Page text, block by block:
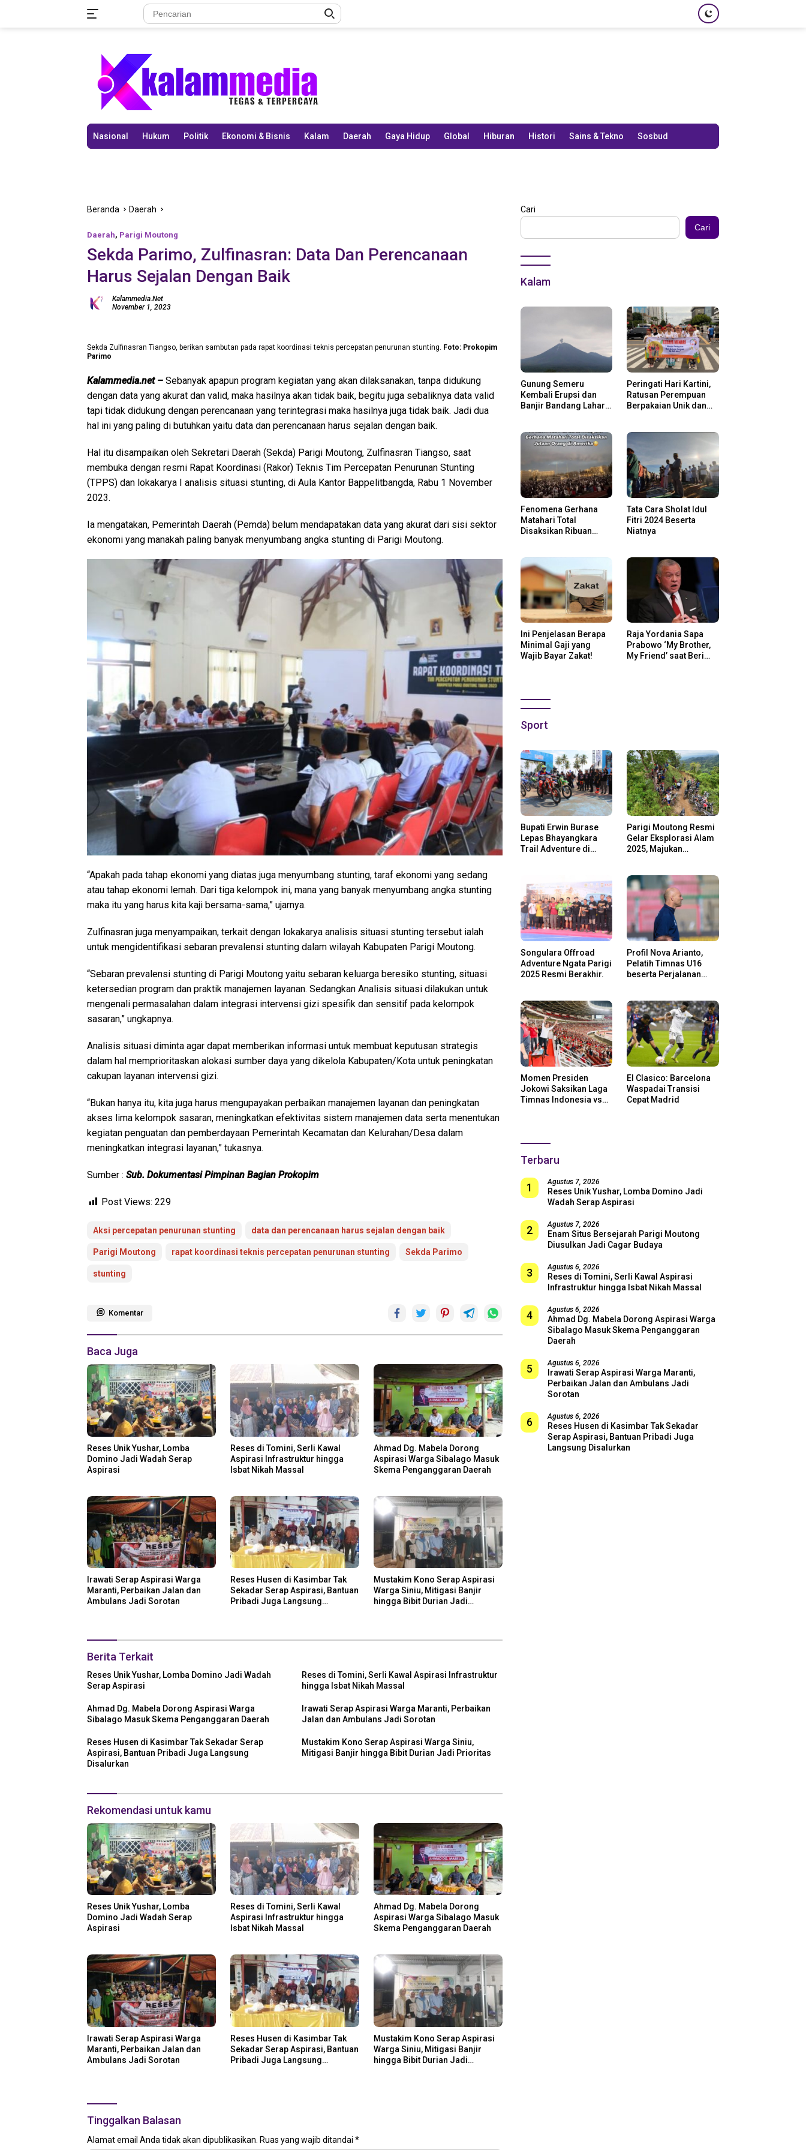
Nasional Hukum Politik Ekonomi & Bisnis Kalam Daerah Gaya Hidup Global Hiburan Histori Sains & Tekno Sosbud
Beranda Daerah
Daerah, Parigi Moutong
Sekda Parimo, Zulfinasran: Data Dan Perencanaan
Harus Sejalan Dengan Baik
Kalammedia.net
November 1, 2023
Sekda Zulfinasran Tiangso, berikan sambutan pada rapat koordinasi teknis percepatan penurunan stunting. Foto: Prokopim
Parimo
Kalammedia.net – Sebanyak apapun program kegiatan yang akan dilaksanakan, tanpa didukung
dengan data yang akurat dan valid, maka hasilnya akan tidak baik, begitu juga sebaliknya data valid
tapi tidak didukung dengan perencanaan yang terintegrasi maka hasilnya juga tidak baik. Jadi dua
hal ini yang paling di butuhkan yaitu data dan perencanaan harus sejalan dengan baik.
Hal itu disampaikan oleh Sekretari Daerah (Sekda) Parigi Moutong, Zulfinasran Tiangso, saat
membuka dengan resmi Rapat Koordinasi (Rakor) Teknis Tim Percepatan Penurunan Stunting
(TPPS) dan lokakarya I analisis situasi stunting, di Aula Kantor Bappelitbangda, Rabu 1 November
2023.
Ia mengatakan, Pemerintah Daerah (Pemda) belum mendapatakan data yang akurat dari sisi sektor
ekonomi yang manakah paling banyak menyumbang angka stunting di Parigi Moutong.
“Apakah pada tahap ekonomi yang diatas juga menyumbang stunting, taraf ekonomi yang sedang
atau tahap ekonomi lemah. Dari tiga kelompok ini, mana yang banyak menyumbang angka stunting
maka itu yang harus kita kaji bersama-sama,” ujarnya.
Zulfinasran juga menyampaikan, terkait dengan lokakarya analisis situasi stunting tersebut ialah
untuk mengidentifikasi sebaran prevalensi stunting dalam wilayah Kabupaten Parigi Moutong.
“Sebaran prevalensi stunting di Parigi Moutong yaitu sebaran keluarga beresiko stunting, situasi
ketersedian program dan praktik manajemen layanan. Sedangkan Analisis situasi dilakukan untuk
mengenali permasalahan dalam integrasi intervensi gizi spesifik dan sensitif pada kelompok
sasaran,” ungkapnya.
Analisis situasi diminta agar dapat memberikan informasi untuk membuat keputusan strategis
dalam hal memprioritaskan alokasi sumber daya yang dikelola Kabupaten/Kota untuk peningkatan
cakupan layanan intervensi gizi.
“Bukan hanya itu, kita juga harus mengupayakan perbaikan manajemen layanan dan peningkatan
akses lima kelompok sasaran, meningkatkan efektivitas sistem manajemen data serta menentukan
kegiatan penguatan dan pemberdayaan Pemerintah Kecamatan dan Kelurahan/Desa dalam
meningkatkan integrasi layanan,” tukasnya.
Sumber : Sub. Dokumentasi Pimpinan Bagian Prokopim
Post Views: 229
Aksi percepatan penurunan stunting data dan perencanaan harus sejalan dengan baik
Parigi Moutong rapat koordinasi teknis percepatan penurunan stunting Sekda Parimo
stunting
Komentar
Baca Juga
Reses Unik Yushar, Lomba
Domino Jadi Wadah Serap
Aspirasi
Reses di Tomini, Serli Kawal
Aspirasi Infrastruktur hingga
Isbat Nikah Massal
Ahmad Dg. Mabela Dorong
Aspirasi Warga Sibalago Masuk
Skema Penganggaran Daerah
Irawati Serap Aspirasi Warga
Maranti, Perbaikan Jalan dan
Ambulans Jadi Sorotan
Reses Husen di Kasimbar Tak
Sekadar Serap Aspirasi, Bantuan
Pribadi Juga Langsung
Mustakim Kono Serap Aspirasi
Warga Siniu, Mitigasi Banjir
hingga Bibit Durian Jadi
Berita Terkait
Reses Unik Yushar, Lomba Domino Jadi Wadah
Serap Aspirasi
Reses di Tomini, Serli Kawal Aspirasi Infrastruktur
hingga Isbat Nikah Massal
Ahmad Dg. Mabela Dorong Aspirasi Warga
Sibalago Masuk Skema Penganggaran Daerah
Irawati Serap Aspirasi Warga Maranti, Perbaikan
Jalan dan Ambulans Jadi Sorotan
Reses Husen di Kasimbar Tak Sekadar Serap
Aspirasi, Bantuan Pribadi Juga Langsung
Disalurkan
Mustakim Kono Serap Aspirasi Warga Siniu,
Mitigasi Banjir hingga Bibit Durian Jadi Prioritas
Rekomendasi untuk kamu
Reses Unik Yushar, Lomba
Domino Jadi Wadah Serap
Aspirasi
Reses di Tomini, Serli Kawal
Aspirasi Infrastruktur hingga
Isbat Nikah Massal
Ahmad Dg. Mabela Dorong
Aspirasi Warga Sibalago Masuk
Skema Penganggaran Daerah
Irawati Serap Aspirasi Warga
Maranti, Perbaikan Jalan dan
Ambulans Jadi Sorotan
Reses Husen di Kasimbar Tak
Sekadar Serap Aspirasi, Bantuan
Pribadi Juga Langsung
Mustakim Kono Serap Aspirasi
Warga Siniu, Mitigasi Banjir
hingga Bibit Durian Jadi
Tinggalkan Balasan
Alamat email Anda tidak akan dipublikasikan. Ruas yang wajib ditandai *
Cari
Cari
Kalam
Gunung Semeru
Kembali Erupsi dan
Banjir Bandang Lahar
Peringati Hari Kartini,
Ratusan Perempuan
Berpakaian Unik dan
Fenomena Gerhana
Matahari Total
Disaksikan Ribuan
Tata Cara Sholat Idul
Fitri 2024 Beserta
Niatnya
Ini Penjelasan Berapa
Minimal Gaji yang
Wajib Bayar Zakat!
Raja Yordania Sapa
Prabowo ‘My Brother,
My Friend’ saat Beri
Sport
Bupati Erwin Burase
Lepas Bhayangkara
Trail Adventure di
Parigi Moutong Resmi
Gelar Eksplorasi Alam
2025, Majukan
Songulara Offroad
Adventure Ngata Parigi
2025 Resmi Berakhir.
Profil Nova Arianto,
Pelatih Timnas U16
beserta Perjalanan
Momen Presiden
Jokowi Saksikan Laga
Timnas Indonesia vs
El Clasico: Barcelona
Waspadai Transisi
Cepat Madrid
Terbaru
1 Agustus 7, 2026
Reses Unik Yushar, Lomba Domino Jadi
Wadah Serap Aspirasi
2 Agustus 7, 2026
Enam Situs Bersejarah Parigi Moutong
Diusulkan Jadi Cagar Budaya
3 Agustus 6, 2026
Reses di Tomini, Serli Kawal Aspirasi
Infrastruktur hingga Isbat Nikah Massal
4 Agustus 6, 2026
Ahmad Dg. Mabela Dorong Aspirasi Warga
Sibalago Masuk Skema Penganggaran
Daerah
5 Agustus 6, 2026
Irawati Serap Aspirasi Warga Maranti,
Perbaikan Jalan dan Ambulans Jadi
Sorotan
6 Agustus 6, 2026
Reses Husen di Kasimbar Tak Sekadar
Serap Aspirasi, Bantuan Pribadi Juga
Langsung Disalurkan